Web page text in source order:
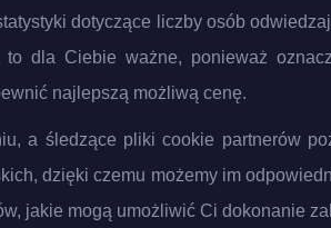
dotyczące liczby osób
dla Ciebie ważne, ponieważ
najlepszą możliwą cenę.
a śledzące pliki cookie partnerów
dzięki czemu możemy im
jakie mogą umożliwić Ci dokonanie